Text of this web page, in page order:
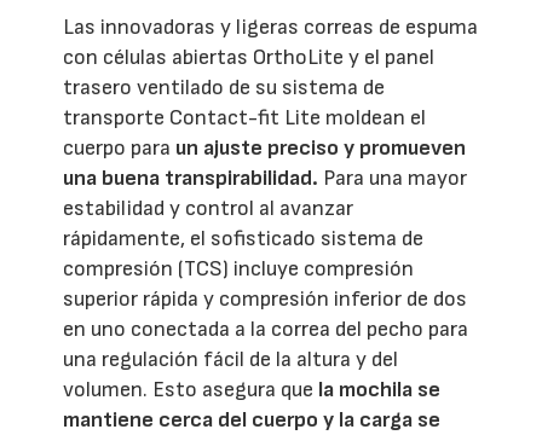
Las innovadoras y ligeras correas de espuma
con células abiertas OrthoLite y el panel
trasero ventilado de su sistema de
transporte Contact-fit Lite moldean el
cuerpo para un ajuste preciso y promueven
una buena transpirabilidad. Para una mayor
estabilidad y control al avanzar
rápidamente, el sofisticado sistema de
compresión (TCS) incluye compresión
superior rápida y compresión inferior de dos
en uno conectada a la correa del pecho para
una regulación fácil de la altura y del
volumen. Esto asegura que la mochila se
mantiene cerca del cuerpo y la carga se